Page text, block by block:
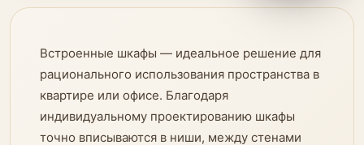
Встроенные шкафы — идеальное решение для
рационального использования пространства в
квартире или офисе. Благодаря
индивидуальному проектированию шкафы
точно вписываются в ниши, между стенами